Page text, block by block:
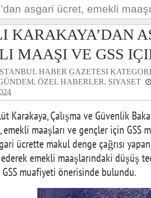
asgari ücret, emekli
KARAKAYA’DAN
MAAŞI VE GSS
HABER GAZETESI
, ÖZEL HABERLER, SIYASET
Karakaya, Çalışma ve Güvenlik
emekli maaşları ve gençler için GSS
ücrette makul denge çağrısı
ederek emekli maaşlarındaki düşüş
muafiyeti önerisinde bulundu.